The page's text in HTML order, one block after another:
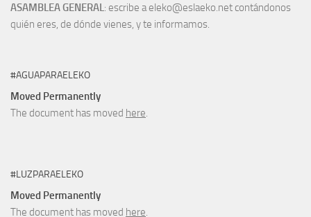
ASAMBLEA GENERAL: escribe a eleko@eslaeko.net contándonos
quién eres, de dónde vienes, y te informamos.
#AGUAPARAELEKO
Moved Permanently
The document has moved here.
#LUZPARAELEKO
Moved Permanently
The document has moved here.